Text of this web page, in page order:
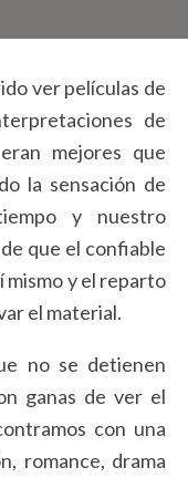
ver películas de
de
mejores que
la sensación de
y nuestro
que el confiable
mismo y el reparto
el material.
no se detienen
ganas de ver el
con una
romance, drama